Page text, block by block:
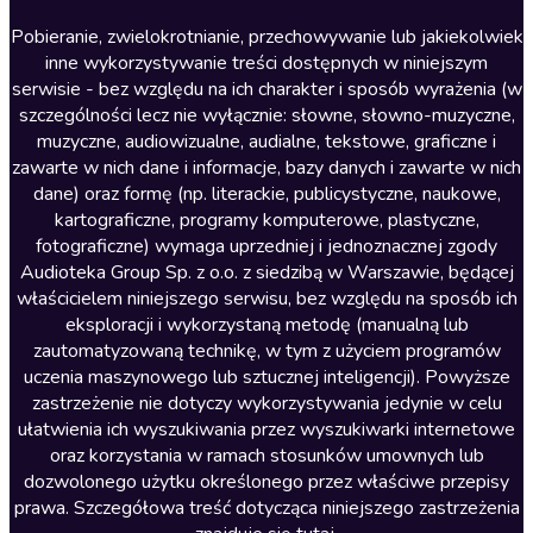
Literatura anglojęzyczna
Literatura faktu
Literatura obyczajowa
Literatura piękna obca
Literatura piękna polska
Nagrania relaksacyjne
Nauka języków
Nauki humanistyczne
Podcasty i audycje
Polityka
Prasa
Religia
Romans
Pobieranie, zwielokrotnianie, przechowywanie lub jakiekolwiek
inne wykorzystywanie treści dostępnych w niniejszym
serwisie - bez względu na ich charakter i sposób wyrażenia (w
szczególności lecz nie wyłącznie: słowne, słowno-muzyczne,
muzyczne, audiowizualne, audialne, tekstowe, graficzne i
zawarte w nich dane i informacje, bazy danych i zawarte w nich
dane) oraz formę (np. literackie, publicystyczne, naukowe,
kartograficzne, programy komputerowe, plastyczne,
fotograficzne) wymaga uprzedniej i jednoznacznej zgody
Audioteka Group Sp. z o.o. z siedzibą w Warszawie, będącej
właścicielem niniejszego serwisu, bez względu na sposób ich
eksploracji i wykorzystaną metodę (manualną lub
zautomatyzowaną technikę, w tym z użyciem programów
uczenia maszynowego lub sztucznej inteligencji). Powyższe
zastrzeżenie nie dotyczy wykorzystywania jedynie w celu
ułatwienia ich wyszukiwania przez wyszukiwarki internetowe
oraz korzystania w ramach stosunków umownych lub
dozwolonego użytku określonego przez właściwe przepisy
prawa. Szczegółowa treść dotycząca niniejszego zastrzeżenia